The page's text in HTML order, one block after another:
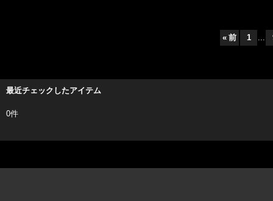
« 前 1 ...
最近チェックしたアイテム
0件